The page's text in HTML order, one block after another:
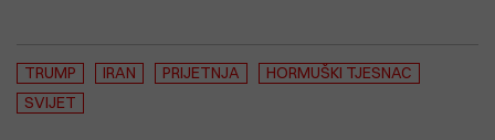
TRUMP IRAN PRIJETNJA
HORMUŠKI TJESNAC
SVIJET